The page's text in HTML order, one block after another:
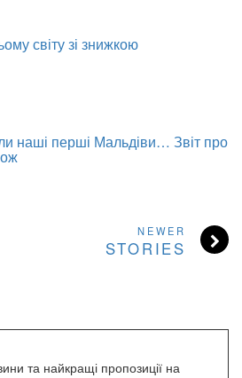
світу зі знижкою
наші перші Мальдіви… Звіт про
NEWER
STORIES
та найкращі пропозиції на